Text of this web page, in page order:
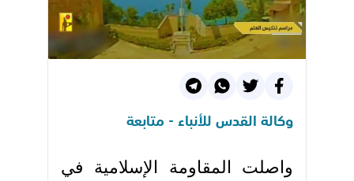
وكالة القدس للأنباء - متابعة
واصلت المقاومة الإسلامية في